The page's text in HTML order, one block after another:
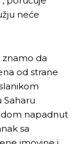
što ste
što ste
neće
znamo da
od strane
Saharu
dom napadnut
sa